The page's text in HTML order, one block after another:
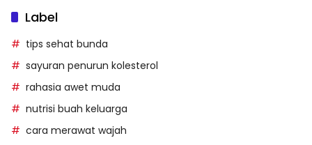
Label
tips sehat bunda
sayuran penurun kolesterol
rahasia awet muda
nutrisi buah keluarga
cara merawat wajah